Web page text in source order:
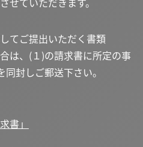
てご提出いただく書類
は、(１)の請求書に所定の事
封しご郵送下さい。
書」